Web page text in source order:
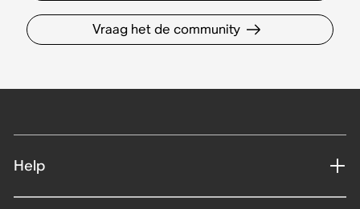
Vraag het de community
Help